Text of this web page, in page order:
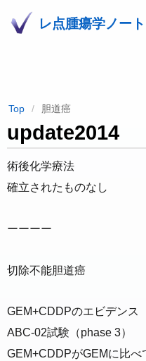
レ点腫瘍学ノート
Top 胆道癌
update2014
術後化学療法
確立されたものなし
ーーーー
切除不能胆道癌
GEM+CDDPのエビデンス
ABC-02試験（phase 3）
GEM+CDDPがGEMに比べ